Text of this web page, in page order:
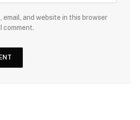
email, and website in this browser
comment.